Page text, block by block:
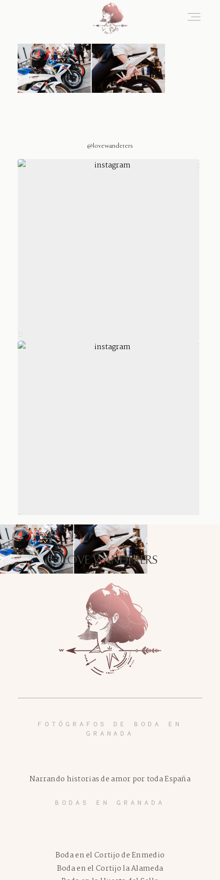
@lovewanderers
LOVE WANDERERS
FOTÓGRAFOS DE BODA EN
GRANADA
BODAS EN GRANADA
Boda en el Cortijo de Enmedio
Narrando historias de amor por toda España
Boda en el Cortijo la Alameda
Home